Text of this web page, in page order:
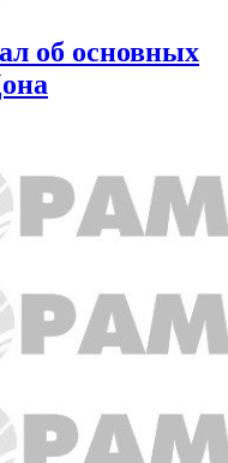
об основных